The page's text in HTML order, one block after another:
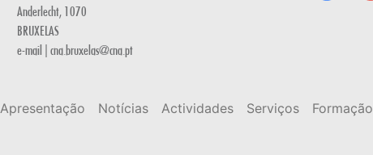
Anderlecht, 1070
BRUXELAS
e-mail | cna.bruxelas@cna.pt
Apresentação Notícias Actividades Serviços Formação